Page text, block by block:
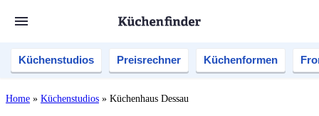
Küchenstudios Preisrechner Küchenformen
Home » Küchenstudios » Küchenhaus Dessau